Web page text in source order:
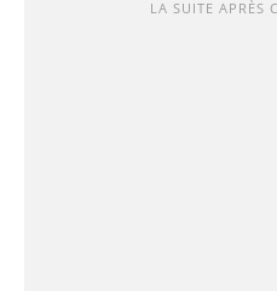
LA SUITE APRÈS